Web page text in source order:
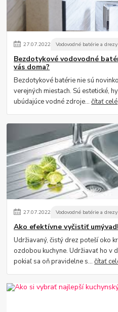
27.07.2022 Vodovodné batérie a drezy
Bezdotykové vodovodné
vás doma?
Bezdotykové batérie nie sú
verejných miestach. Sú estetické,
ubúdajúce vodné zdroje...čítať celé
27.07.2022 Vodovodné batérie a drezy
Ako efektívne vyčistiť
Udržiavaný, čistý drez poteší oko
ozdobou kuchyne. Udržiavať ho v
pokiaľ sa oň pravidelne s...čítať